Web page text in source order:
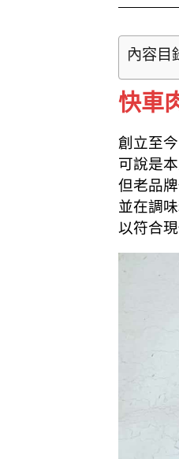
內容目
快車
創立至
可說是
但老品
並在調
以符合